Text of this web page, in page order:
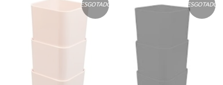
ESGOTADO ESGOTADO